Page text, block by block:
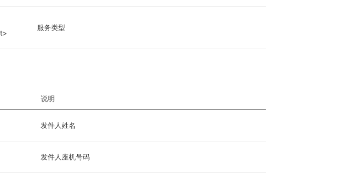
服务类型
说明
发件人姓名
发件人座机号码